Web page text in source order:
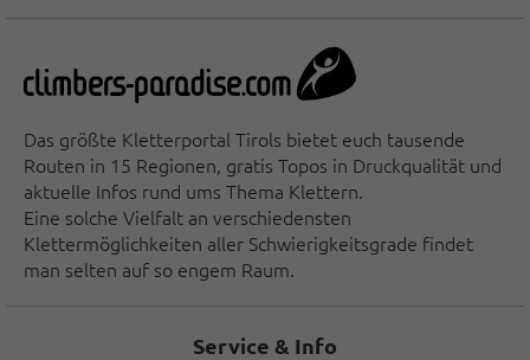
Das größte Kletterportal Tirols bietet euch tausende
Routen in 15 Regionen, gratis Topos in Druckqualität und
aktuelle Infos rund ums Thema Klettern.
Eine solche Vielfalt an verschiedensten
Klettermöglichkeiten aller Schwierigkeitsgrade findet
man selten auf so engem Raum.
Service & Info